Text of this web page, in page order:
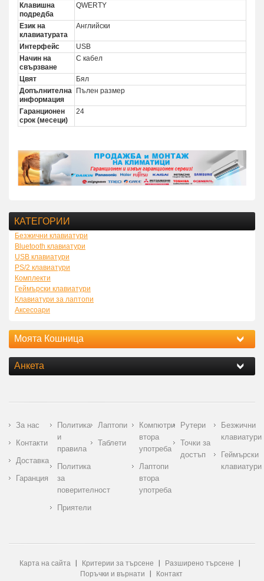
Клавишна
подредба
QWERTY
Език на
клавиатурата
Английски
Интерфейс
USB
Начин на
свързване
С кабел
Цвят
Бял
Допълнителна
информация
Пълен размер
Гаранционен
срок (месеци)
24
КАТЕГОРИИ
Безжични клавиатури
Bluetooth клавиатури
USB клавиатури
PS/2 клавиатури
Комплекти
Геймърски клавиатури
Клавиатури за лаптопи
Аксесоари
Моята Кошница
Анкета
За нас
Контакти
Доставка
Гаранция
Политика
и
правила
Политика
за
поверителност
Приятели
Лаптопи
Таблети
Компютри
втора
употреба
Лаптопи
втора
употреба
Рутери
Точки за
достъп
Безжични
клавиатури
Геймърски
клавиатури
Карта на сайта Критерии за търсене
Разширено търсене
Поръчки и върнати
Контакт